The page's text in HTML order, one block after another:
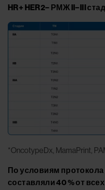
HR+ HER2− РМЖ II−III
Image
*OncotypeDx, MamaPrint,
По условиям
составляли 40 % от